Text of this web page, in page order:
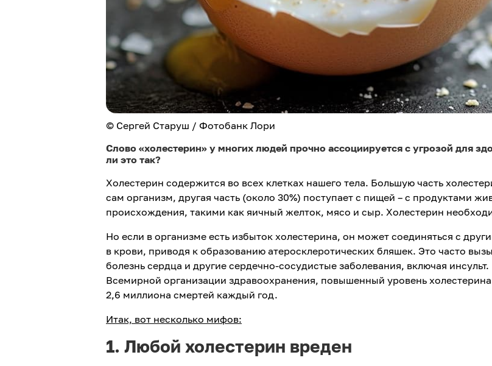
© Сергей Старуш / Фотобанк Лори
Слово «холестерин» у многих людей прочно ассоциируется с угрозой для
ли это так?
Холестерин содержится во всех клетках нашего тела. Большую часть
сам организм, другая часть (около 30%) поступает с пищей – с продуктами
происхождения, такими как яичный желток, мясо и сыр. Холестерин
Но если в организме есть избыток холестерина, он может соединяться с
в крови, приводя к образованию атеросклеротических бляшек. Это часто
болезнь сердца и другие сердечно-сосудистые заболевания, включая
Всемирной организации здравоохранения, повышенный уровень
2,6 миллиона смертей каждый год.
Итак, вот несколько мифов:
1. Любой холестерин вреден